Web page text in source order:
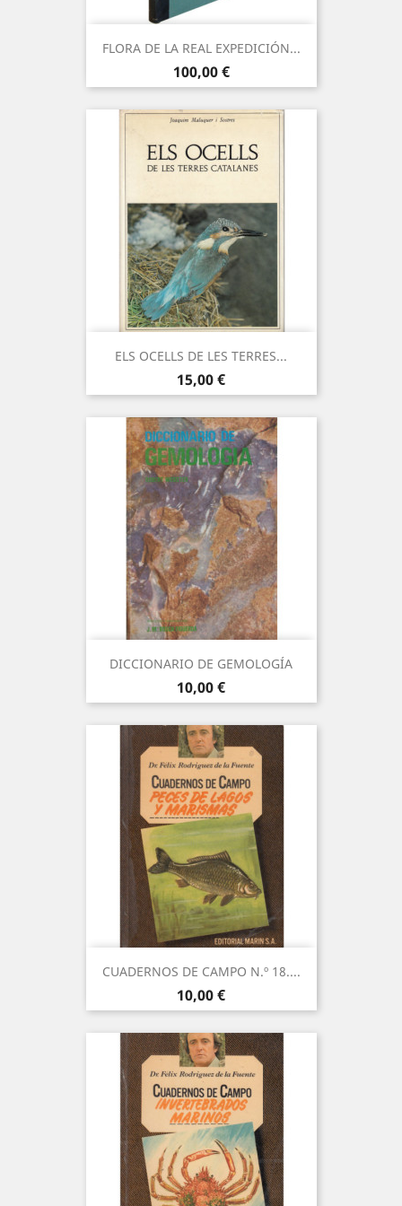
FLORA DE LA REAL EXPEDICIÓN...
Precio
100,00 €
ELS OCELLS DE LES TERRES...
Precio
15,00 €
DICCIONARIO DE GEMOLOGÍA
Precio
10,00 €
CUADERNOS DE CAMPO N.º 18....
Precio
10,00 €